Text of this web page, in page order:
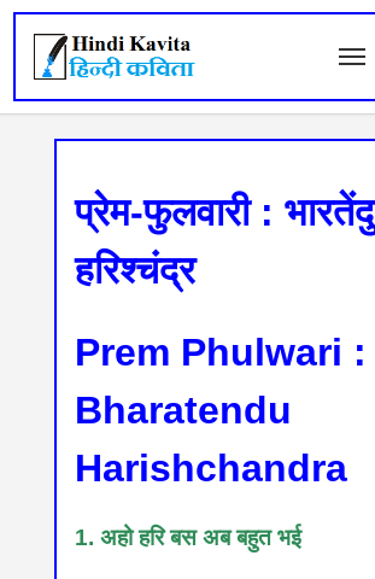
प्रेम-फुलवारी : भारतेंदु
हरिश्चंद्र
Prem Phulwari :
Bharatendu
Harishchandra
1. अहो हरि बस अब बहुत भई